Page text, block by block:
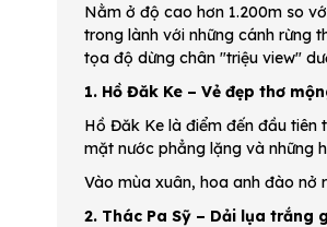
Nằm ở độ cao hơn 1.200m so
trong lành với những cánh rừng
tọa độ dừng chân "triệu view"
1. Hồ Đăk Ke – Vẻ đẹp thơ
Hồ Đăk Ke là điểm đến đầu tiên
mặt nước phẳng lặng và những
Vào mùa xuân, hoa anh đào nở
2. Thác Pa Sỹ – Dải lụa trắng